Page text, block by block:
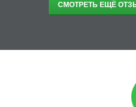
СМОТРЕТЬ ЕЩЁ